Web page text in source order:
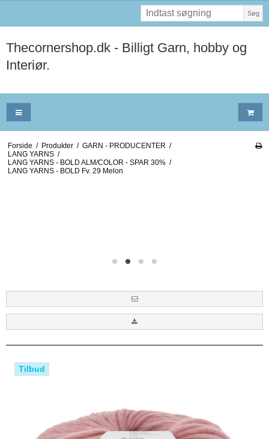
Søg
Thecornershop.dk - Billigt Garn, hobby og
Interiør.
Forside / Produkter / GARN - PRODUCENTER /
LANG YARNS /
LANG YARNS - BOLD ALM/COLOR - SPAR 30% /
LANG YARNS - BOLD Fv. 29 Melon
Tilbud